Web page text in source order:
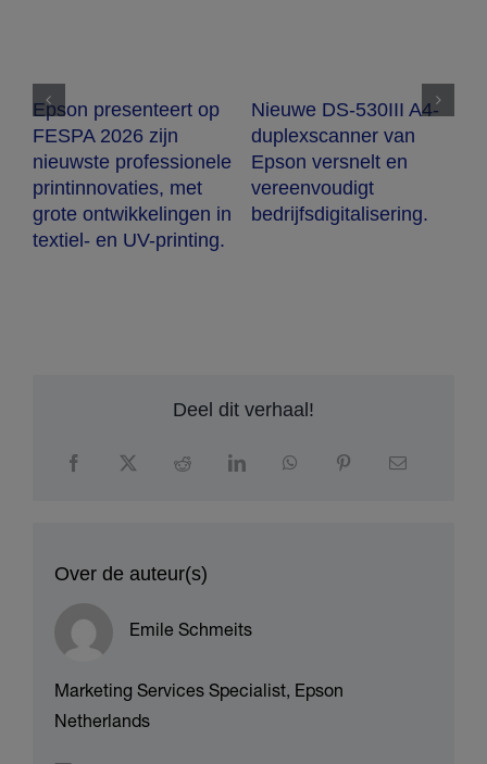
Epson presenteert op
FESPA 2026 zijn
nieuwste professionele
printinnovaties, met
grote ontwikkelingen in
textiel- en UV-printing.
Nieuwe DS-530III A4-
duplexscanner van
Epson versnelt en
vereenvoudigt
bedrijfsdigitalisering.
Deel dit verhaal!
Over de auteur(s)
Emile Schmeits
Marketing Services Specialist, Epson
Netherlands